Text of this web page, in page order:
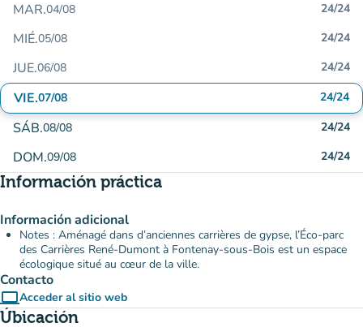
MAR.04/08 24/24
MIÉ.05/08 24/24
JUE.06/08 24/24
VIE.07/08 24/24
SÁB.08/08 24/24
DOM.09/08 24/24
Información práctica
Información adicional
Notes : Aménagé dans d’anciennes carrières de gypse, l’Éco-parc
des Carrières René-Dumont à Fontenay-sous-Bois est un espace
écologique situé au cœur de la ville.
Contacto
computerAcceder al sitio web
(nueva pestaña)
Úbicación